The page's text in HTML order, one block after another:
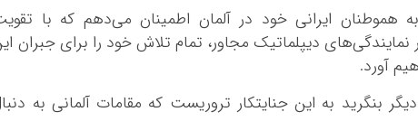
خراسان
خوزستان
سمنان
هموطنان ایرانی خود در آلمان اطمینان می‌دهم که با
دیپلماتیک مجاور، تمام تلاش خود را برای جبران
آورد.
بنگرید به این جنایتکار تروریست که مقامات آلمانی به